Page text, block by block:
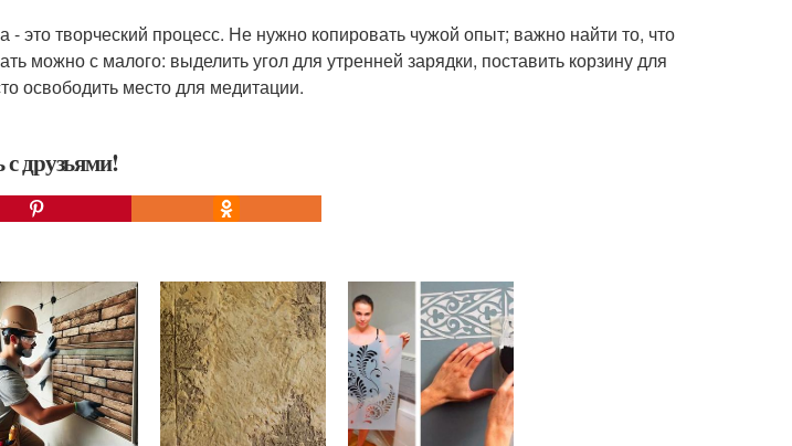
это творческий процесс. Не нужно копировать чужой опыт; важно найти то, что
можно с малого: выделить угол для утренней зарядки, поставить корзину для
освободить место для медитации.
друзьями!